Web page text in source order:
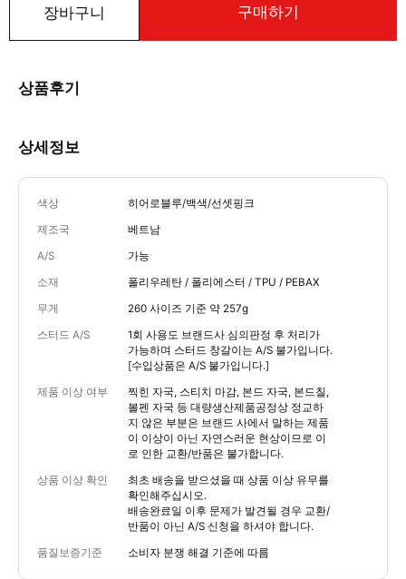
장바구니 구매하기
상품후기
상세정보
색상 히어로블루/백색/선셋핑크
제조국 베트남
A/S 가능
소재 폴리우레탄 / 폴리에스터 / TPU / PEBAX
무게 260 사이즈 기준 약 257g
스터드 A/S
1회 사용도 브랜드사 심의판정 후 처리가
가능하며 스터드 창갈이는 A/S 불가입니다.
[수입상품은 A/S 불가입니다.]
제품 이상 여부
찍힌 자국, 스티치 마감, 본드 자국, 본드칠,
볼펜 자국 등 대량생산제품공정상 정교하
지 않은 부분은 브랜드 사에서 말하는 제품
이 이상이 아닌 자연스러운 현상이므로 이
로 인한 교환/반품은 불가합니다.
상품 이상 확인
최초 배송을 받으셨을 때 상품 이상 유무를
확인해주십시오.
배송완료일 이후 문제가 발견될 경우 교환/
반품이 아닌 A/S 신청을 하셔야 합니다.
품질보증기준 소비자 분쟁 해결 기준에 따름